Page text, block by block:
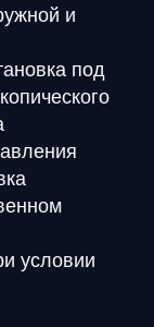
и
под
условии